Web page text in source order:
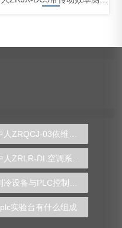
plc实验台有什么组成